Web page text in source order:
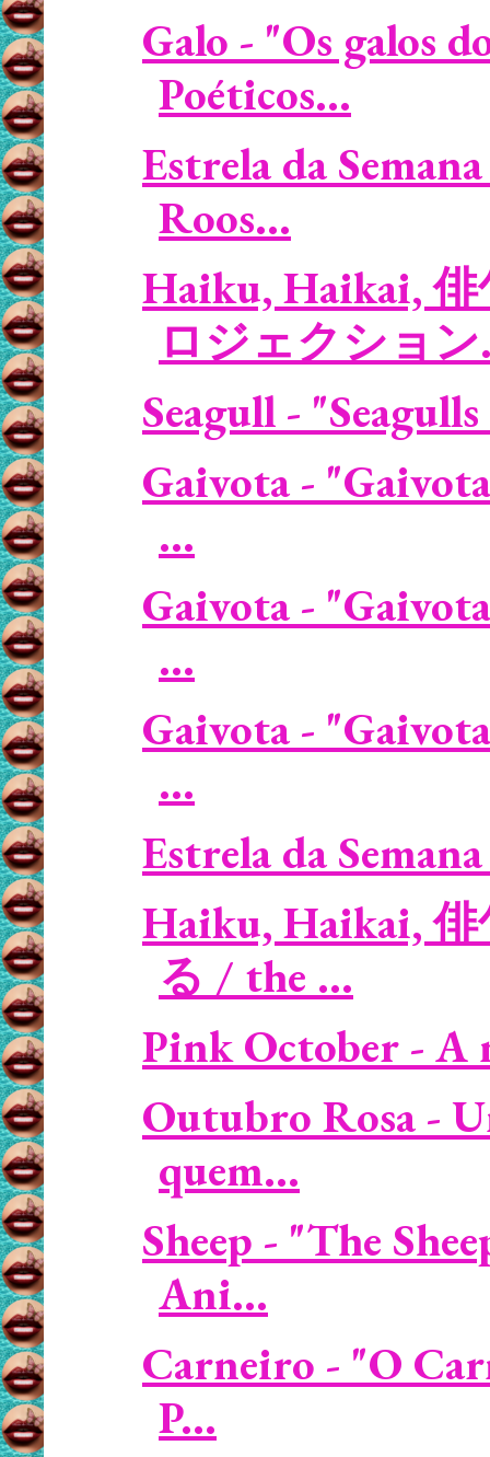
Galo - "Os galos
Poéticos...
Estrela da
Roos...
Haiku, Haikai, 俳
ロジェクショ
Seagull -
Gaivota -
...
Gaivota -
...
Gaivota -
...
Estrela da
Haiku, Haikai, 俳
る / the ...
Pink October - A
Outubro Rosa -
quem...
Sheep - "The
Ani...
Carneiro - "O
P...